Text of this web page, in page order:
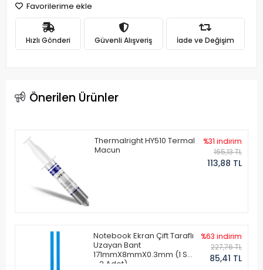
Favorilerime ekle
Hızlı Gönderi Güvenli Alışveriş İade ve Değişim
Önerilen Ürünler
Thermalright HY510 Termal
Macun
%31 indirim
165,13 TL
113,88 TL
Notebook Ekran Çift Taraflı
Uzayan Bant
171mmX8mmX0.3mm (1 Set
- 2 Adet)
%63 indirim
227,76 TL
85,41 TL